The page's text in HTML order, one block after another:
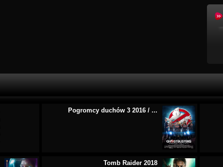
Pogromcy duchów 3 2016 / ...
Tomb Raider 2018